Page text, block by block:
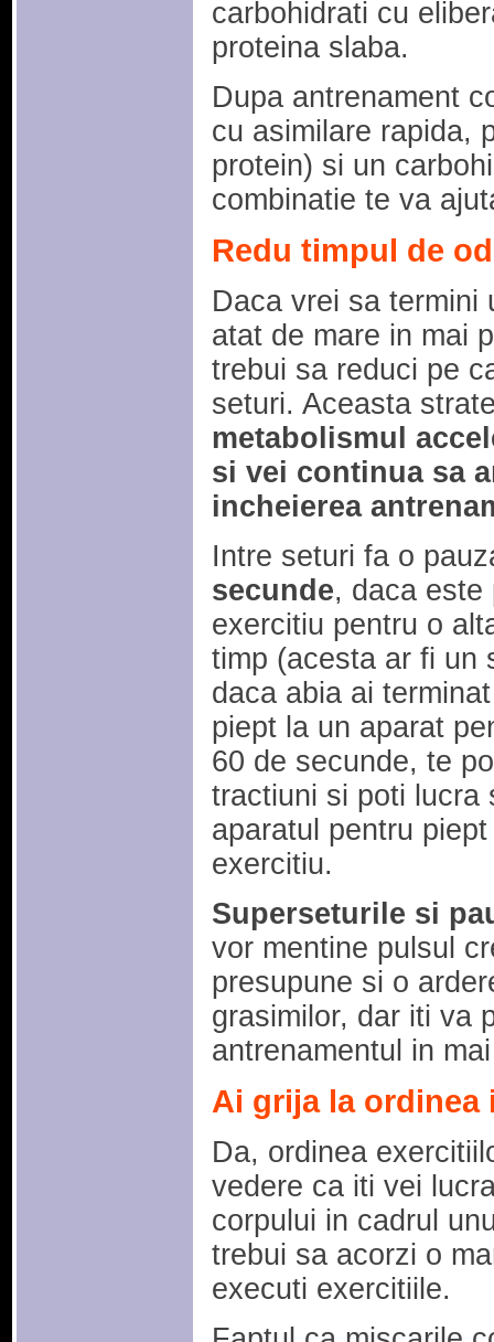
carbohidrati cu
proteina slaba.
Dupa antrenament
cu asimilare rapida,
protein) si un
combinatie te va
Redu timpul de
Daca vrei sa termini
atat de mare in mai
trebui sa reduci pe
seturi. Aceasta
metabolismul
si vei continua sa
incheierea
Intre seturi fa o
secunde, daca este
exercitiu pentru o
timp (acesta ar fi un
daca abia ai
piept la un aparat
60 de secunde, te
tractiuni si poti lucra
aparatul pentru
exercitiu.
Superseturile si
vor mentine pulsul
presupune si o
grasimilor, dar iti va
antrenamentul in
Ai grija la ordinea
Da, ordinea
vedere ca iti vei
corpului in cadrul
trebui sa acorzi o
executi exercitiile.